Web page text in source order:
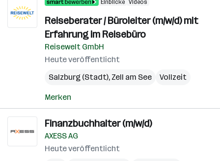
Einblicke Videos
Reiseberater / Büroleiter (m/w/d) mit
Erfahrung im Reisebüro
Reisewelt GmbH
Heute veröffentlicht
Salzburg (Stadt), Zell am See Vollzeit
Merken
Finanzbuchhalter (m/w/d)
AXESS AG
Heute veröffentlicht